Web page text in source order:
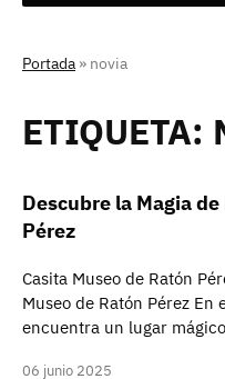
Portada » novia
ETIQUETA:
Descubre la Magia
Pérez
Casita Museo de Ratón
Museo de Ratón Pérez
encuentra un lugar
06 junio 2025